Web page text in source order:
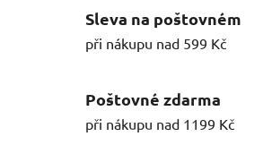
Sleva na poštovném
při nákupu nad 599 Kč
Poštovné zdarma
při nákupu nad 1199 Kč